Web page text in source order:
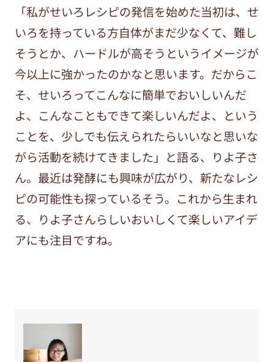
「私がせいろレシピの発信を始めた当初は、せ
いろを持っている方自体がまだ少なくて、難し
そうとか、ハードルが高そうというイメージが
今以上に強かったのかなと思います。だからこ
そ、せいろってこんなに簡単でおいしいんだ
よ、こんなこともできて楽しいんだよ、という
ことを、少しでも伝えられたらいいなと思いな
がら活動を続けてきました」と語る、りよ子さ
ん。最近は発酵にも興味が広がり、新たなレシ
ピの可能性も探っているそう。これから生まれ
る、りよ子さんらしいおいしくて楽しいアイデ
アにも注目ですね。